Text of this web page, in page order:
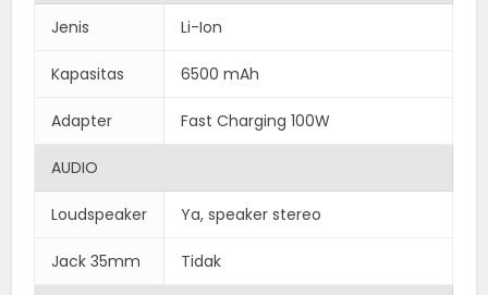
Jenis Li-Ion
Kapasitas 6500 mAh
Adapter Fast Charging 100W
AUDIO
Loudspeaker Ya, speaker stereo
Jack 35mm Tidak